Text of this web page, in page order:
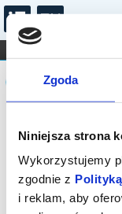
Zgoda
Niniejsza strona
Wykorzystujemy
zgodnie z
i reklam, aby
FILHARMONIA
DLA DZIECI
Komunikat
Sprzedaż
sprawdź